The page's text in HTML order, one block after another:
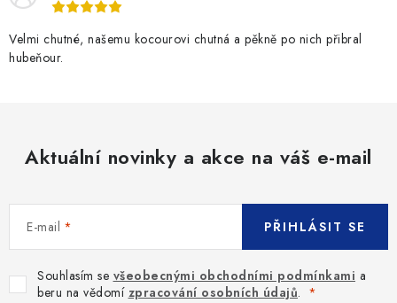
Velmi chutné, našemu kocourovi chutná a pěkně po nich přibral
hubeňour.
Aktuální novinky a akce na váš e-mail
E-mail
Souhlasím se všeobecnými obchodními podmínkami a
beru na vědomí zpracování osobních údajů.
PŘIHLÁSIT SE